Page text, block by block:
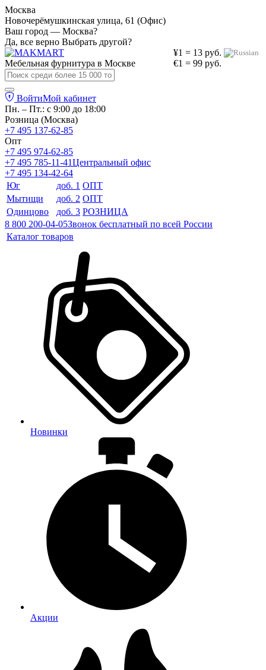
Москва
Новочерёмушкинская улица, 61 (Офис)
Ваш город — Москва?
Да, все верно Выбрать другой?
¥1 = 13 руб.
€1 = 99 руб.
Мебельная фурнитура в Москве
ВойтиМой кабинет
Пн. – Пт.: с 9:00 до 18:00
Розница (Москва)
+7 495 137-62-85
Опт
+7 495 974-62-85
+7 495 785-11-41Центральный офис
+7 495 134-42-64
Юг
доб. 1 ОПТ
Мытищи
доб. 2 ОПТ
Одинцово
доб. 3 РОЗНИЦА
8 800 200-04-05Звонок бесплатный по всей России
Каталог товаров
Новинки
Акции